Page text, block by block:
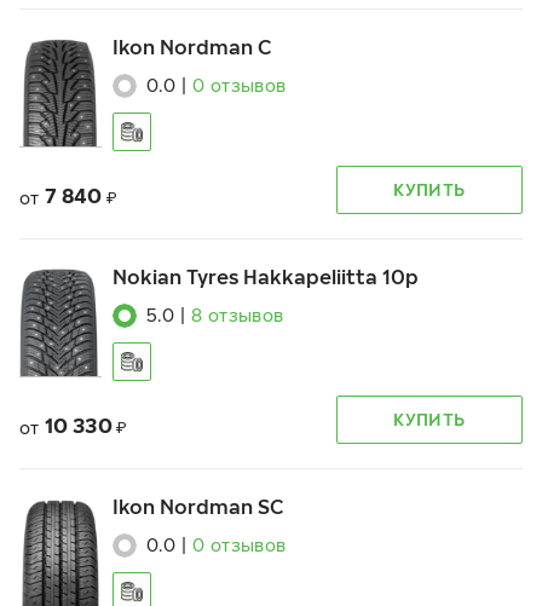
Ikon Nordman C
0.0 0 отзывов
от 7 840 ₽ КУПИТЬ
Nokian Tyres Hakkapeliitta 10p
5.0 8 отзывов
от 10 330 ₽ КУПИТЬ
Ikon Nordman SC
0.0 0 отзывов